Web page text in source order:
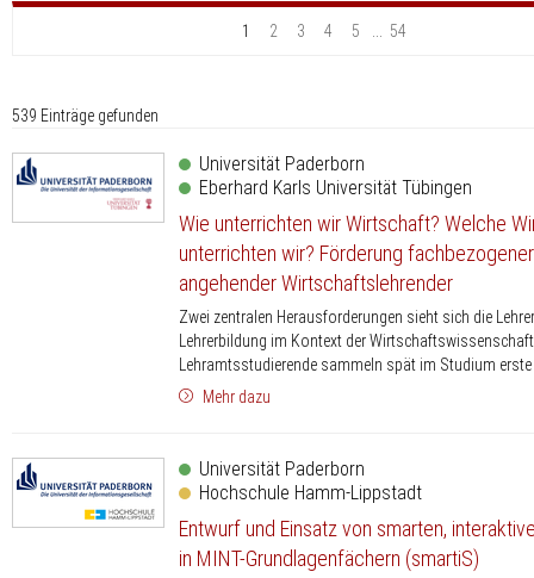
1 2 3 4 5 54
539 Einträge gefunden
Universität Paderborn
Eberhard Karls Universität Tübingen
Wie unterrichten wir Wirtschaft? Welche
unterrichten wir? Förderung
angehender Wirtschaftslehrender
Zwei zentralen Herausforderungen sieht sich die
Lehrerbildung im Kontext der
Lehramtsstudierende sammeln spät im Studium
Mehr dazu
Universität Paderborn
Hochschule Hamm-Lippstadt
Entwurf und Einsatz von smarten,
in MINT-Grundlagenfächern (smartiS)